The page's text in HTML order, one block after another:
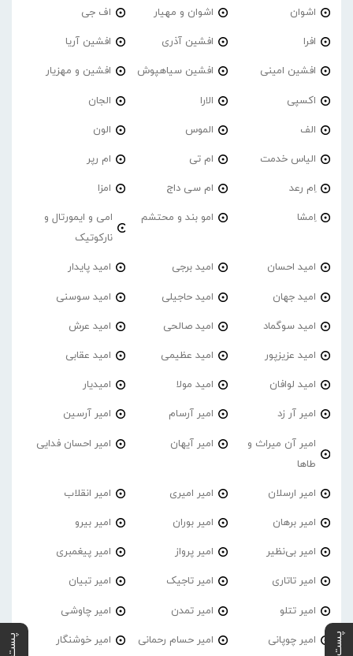
اشوان اشوان و مهیار اف جی
افرا افشین آذری افشین آریا
افشین امینی افشین سیاهپوش افشین و مهزیار
اکسپی الارا الجان
الف الموس الون
الیاس خدمت ام تی ام رپر
اِم رعد ام سی داج امزا
اِمشا امو بند و محتشم
امی و ایمورتال و
نارکوتیک
امید احسان امید برجی امید پایدار
امید جهان امید حاجیلی امید سوسنی
امید سوگماد امید صالحی امید عرش
امید عزیزپور امید عظیمی امید عقابی
امید لوافان امید مولا امیدیار
امیر آر زد امیر آرسام امیر آرسین
امیر آن میراث و
طاها
امیر آیهان امیر احسان فدایی
امیر ارسلان امیر امیری امیر انقلاب
امیر برهان امیر‌ بوران امیر بیرو
امیر بی‌نظیر امیر پرواز امیر پیغمبری
امیر تاتاری امیر تاجیک امیر تبیان
امیر تتلو امیر تمدن امیر چاوشی
امیر چوپانی امیر حسام رحمانی امیر خوشنگار